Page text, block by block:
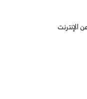
الإنترنت